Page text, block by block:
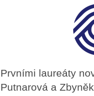
Prvními laureáty
Putnarová a